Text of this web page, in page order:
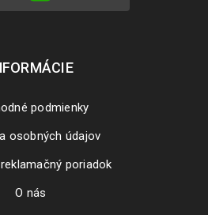
podmienky
osobných údajov
poriadok
O nás